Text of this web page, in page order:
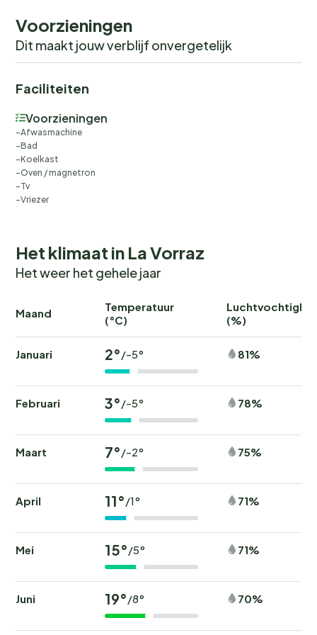
huur.
Voorzieningen
Dit maakt jouw verblijf onvergetelijk
Faciliteiten
Voorzieningen
Afwasmachine
Bad
Koelkast
Oven / magnetron
Tv
Vriezer
Het klimaat in La Vorraz
Het weer het gehele jaar
Maand
Temperatuur
(°C)
(%)
Januari 2°/-5° 81%
Februari 3°/-5° 78%
Maart 7°/-2° 75%
April 11°/1° 71%
Mei 15°/5° 71%
Juni 19°/8° 70%